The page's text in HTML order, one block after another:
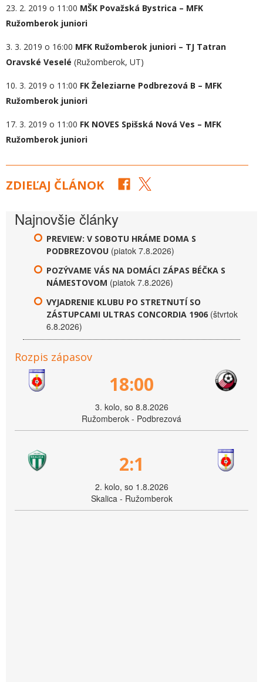
23. 2. 2019 o 11:00 MŠK Považská Bystrica – MFK
Ružomberok juniori
3. 3. 2019 o 16:00 MFK Ružomberok juniori – TJ Tatran
Oravské Veselé (Ružomberok, UT)
10. 3. 2019 o 11:00 FK Železiarne Podbrezová B – MFK
Ružomberok juniori
17. 3. 2019 o 11:00 FK NOVES Spišská Nová Ves – MFK
Ružomberok juniori
ZDIEĽAJ ČLÁNOK
Najnovšie články
PREVIEW: V SOBOTU HRÁME DOMA S
PODBREZOVOU (piatok 7.8.2026)
POZÝVAME VÁS NA DOMÁCI ZÁPAS BÉČKA S
NÁMESTOVOM (piatok 7.8.2026)
VYJADRENIE KLUBU PO STRETNUTÍ SO
ZÁSTUPCAMI ULTRAS CONCORDIA 1906 (štvrtok
6.8.2026)
Rozpis zápasov
18:00
3. kolo, so 8.8.2026
Ružomberok - Podbrezová
2:1
2. kolo, so 1.8.2026
Skalica - Ružomberok